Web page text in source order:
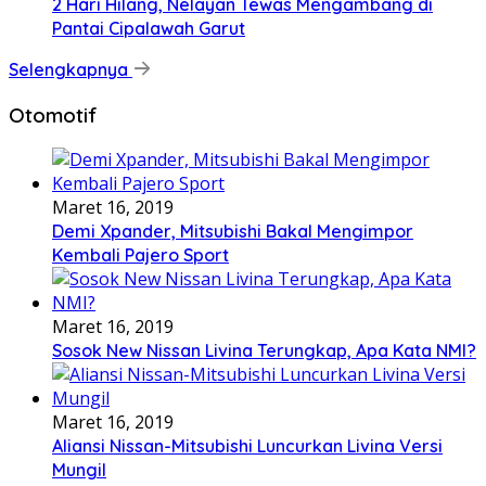
Pantai Cipalawah Garut
Selengkapnya
Otomotif
Maret 16, 2019
Demi Xpander, Mitsubishi Bakal Mengimpor
Kembali Pajero Sport
Maret 16, 2019
Sosok New Nissan Livina Terungkap, Apa Kata NMI?
Maret 16, 2019
Aliansi Nissan-Mitsubishi Luncurkan Livina Versi
Mungil